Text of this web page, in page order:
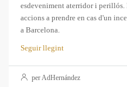
esdeveniment aterridor i
accions a prendre en cas d'un
a Barcelona.
Seguir llegint
per AdHernández